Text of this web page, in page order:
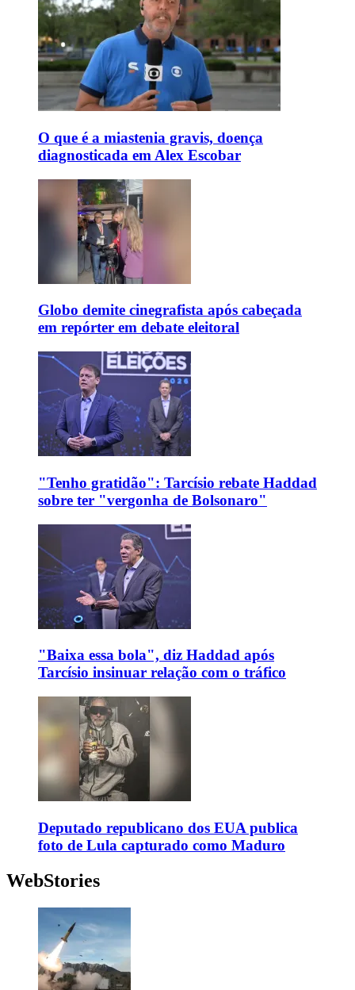
O que é a miastenia gravis, doença
diagnosticada em Alex Escobar
Globo demite cinegrafista após cabeçada
em repórter em debate eleitoral
"Tenho gratidão": Tarcísio rebate Haddad
sobre ter "vergonha de Bolsonaro"
"Baixa essa bola", diz Haddad após
Tarcísio insinuar relação com o tráfico
Deputado republicano dos EUA publica
foto de Lula capturado como Maduro
WebStories